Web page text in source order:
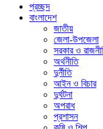
প্রচ্ছদ
বাংলাদেশ
জাতীয়
জেলা-উপজেলা
সরকার ও
অর্থনীতি
দুর্নীতি
আইন ও বিচার
দুর্ঘটনা
অপরাধ
প্রশাসন